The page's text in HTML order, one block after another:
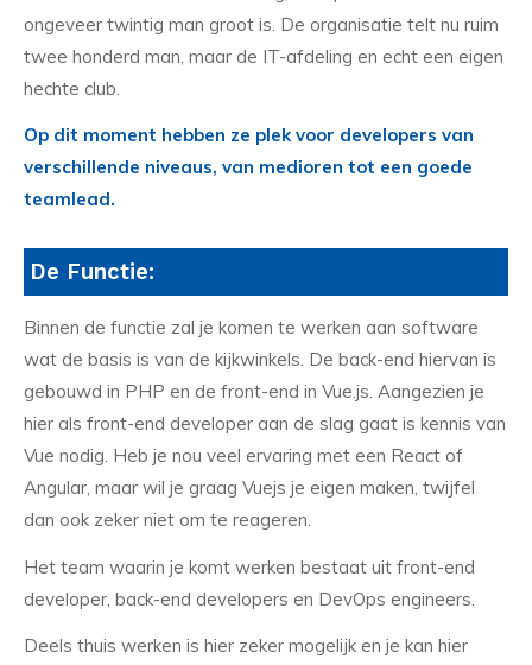
ongeveer twintig man groot is. De organisatie telt nu ruim
twee honderd man, maar de IT-afdeling en echt een eigen
hechte club.
Op dit moment hebben ze plek voor developers van
verschillende niveaus, van medioren tot een goede
teamlead.
De Functie:
Binnen de functie zal je komen te werken aan software
wat de basis is van de kijkwinkels. De back-end hiervan is
gebouwd in PHP en de front-end in Vue.js. Aangezien je
hier als front-end developer aan de slag gaat is kennis van
Vue nodig. Heb je nou veel ervaring met een React of
Angular, maar wil je graag Vuejs je eigen maken, twijfel
dan ook zeker niet om te reageren.
Het team waarin je komt werken bestaat uit front-end
developer, back-end developers en DevOps engineers.
Deels thuis werken is hier zeker mogelijk en je kan hier